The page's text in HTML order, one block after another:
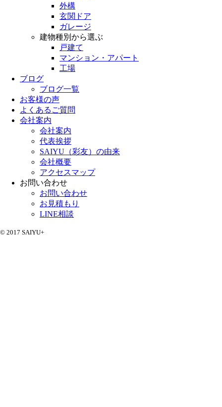
外構
玄関ドア
ガレージ
建物種別から選ぶ
戸建て
マンション・アパート
工場
ブログ
ブログ一覧
お客様の声
よくあるご質問
会社案内
会社案内
代表挨拶
SAIYU（彩友）の由来
会社概要
アクセスマップ
お問い合わせ
お問い合わせ
お見積もり
LINE相談
© 2017 SAIYU+